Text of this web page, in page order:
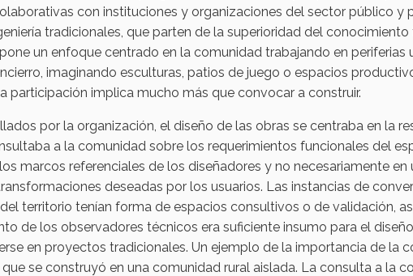
con instituciones y organizaciones del sector público y
tradicionales, que parten de la superioridad del conocimiento
un enfoque centrado en la comunidad trabajando en periferias
imaginando esculturas, patios de juego o espacios
participación implica mucho más que convocar a construir.
por la organización, el diseño de las obras se centraba en la
a la comunidad sobre los requerimientos funcionales del
marcos referenciales de los diseñadores y no necesariamente en
deseadas por los usuarios. Las instancias de
territorio tenían forma de espacios consultivos o de validación,
de los observadores técnicos era suficiente insumo para el
en proyectos tradicionales. Un ejemplo de la importancia de la
se construyó en una comunidad rural aislada. La consulta a la